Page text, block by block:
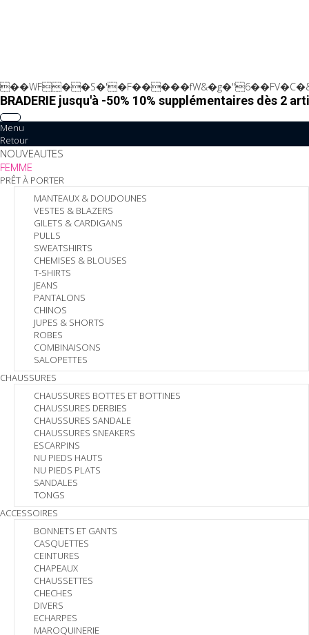
BRADERIE jusqu'à -50% 10% supplémentaires dès 2
Menu
Retour
NOUVEAUTES
FEMME
PRÊT À PORTER
MANTEAUX & DOUDOUNES
VESTES & BLAZERS
GILETS & CARDIGANS
PULLS
SWEATSHIRTS
CHEMISES & BLOUSES
T-SHIRTS
JEANS
PANTALONS
CHINOS
JUPES & SHORTS
ROBES
COMBINAISONS
SALOPETTES
CHAUSSURES
CHAUSSURES BOTTES ET BOTTINES
CHAUSSURES DERBIES
CHAUSSURES SANDALE
CHAUSSURES SNEAKERS
ESCARPINS
NU PIEDS HAUTS
NU PIEDS PLATS
SANDALES
TONGS
ACCESSOIRES
BONNETS ET GANTS
CASQUETTES
CEINTURES
CHAPEAUX
CHAUSSETTES
CHECHES
DIVERS
ECHARPES
MAROQUINERIE